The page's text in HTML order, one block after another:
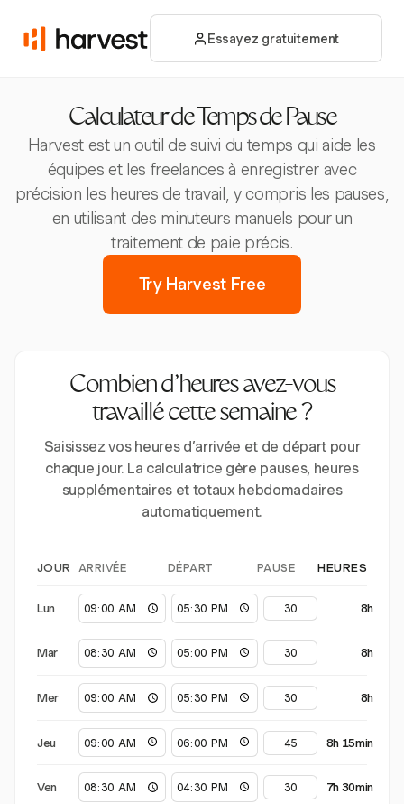
Essayez gratuitement
Calculateur de Temps de Pause
Harvest est un outil de suivi du temps qui aide les
équipes et les freelances à enregistrer avec
précision les heures de travail, y compris les pauses,
en utilisant des minuteurs manuels pour un
traitement de paie précis.
Try Harvest Free
Combien d’heures avez-vous
travaillé cette semaine ?
Saisissez vos heures d’arrivée et de départ pour
chaque jour. La calculatrice gère pauses, heures
supplémentaires et totaux hebdomadaires
automatiquement.
JOUR ARRIVÉE DÉPART PAUSE HEURES
Lun 8h
Mar 8h
Mer 8h
Jeu 8h 15min
Ven 7h 30min